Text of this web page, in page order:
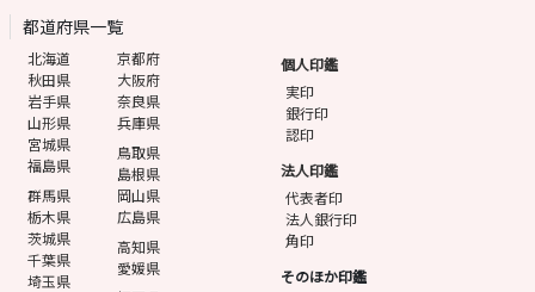
都道府県一覧
北海道
秋田県
岩手県
山形県
宮城県
福島県
群馬県
栃木県
茨城県
千葉県
埼玉県
京都府
大阪府
奈良県
兵庫県
鳥取県
島根県
岡山県
広島県
高知県
愛媛県
個人印鑑
実印
銀行印
認印
法人印鑑
代表者印
法人銀行印
角印
そのほか印鑑